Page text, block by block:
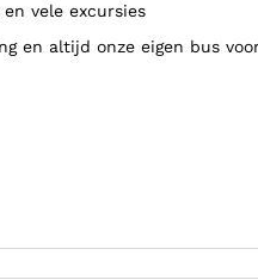
vele excursies
en altijd onze eigen bus